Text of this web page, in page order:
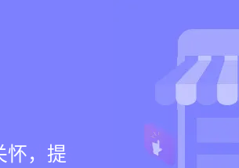
务、营
怀，提
位状态
，数据